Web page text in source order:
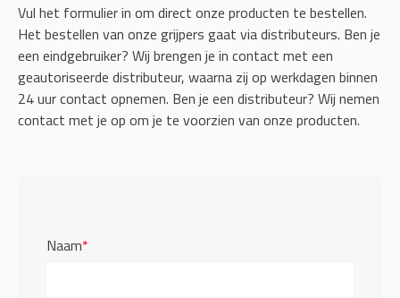
Vul het formulier in om direct onze producten te bestellen.
Het bestellen van onze grijpers gaat via distributeurs. Ben je
een eindgebruiker? Wij brengen je in contact met een
geautoriseerde distributeur, waarna zij op werkdagen binnen
24 uur contact opnemen. Ben je een distributeur? Wij nemen
contact met je op om je te voorzien van onze producten.
Naam*